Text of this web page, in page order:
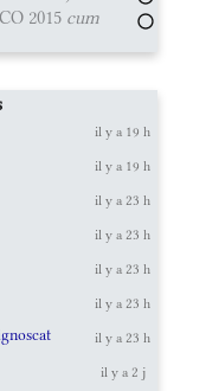
2015 cum
il y a 19 h
il y a 19 h
il y a 23 h
il y a 23 h
il y a 23 h
il y a 23 h
il y a 23 h
il y a 2 j